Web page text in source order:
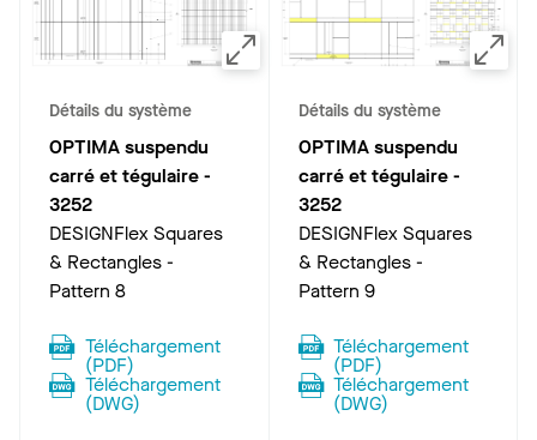
Détails du système
OPTIMA suspendu
carré et tégulaire-
3252
DESIGNFlex Squares
& Rectangles -
Pattern 8
Téléchargement
(PDF)
Téléchargement
(DWG)
Détails du système
OPTIMA suspendu
carré et tégulaire-
3252
DESIGNFlex Squares
& Rectangles -
Pattern 9
Téléchargement
(PDF)
Téléchargement
(DWG)